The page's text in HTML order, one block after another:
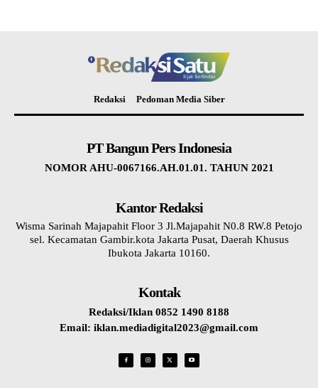
Redaksi Pedoman Media Siber
PT Bangun Pers Indonesia
NOMOR AHU-0067166.AH.01.01. TAHUN 2021
Kantor Redaksi
Wisma Sarinah Majapahit Floor 3 Jl.Majapahit N0.8 RW.8 Petojo
sel. Kecamatan Gambir.kota Jakarta Pusat, Daerah Khusus
Ibukota Jakarta 10160.
Kontak
Redaksi/Iklan 0852 1490 8188
Email: iklan.mediadigital2023@gmail.com